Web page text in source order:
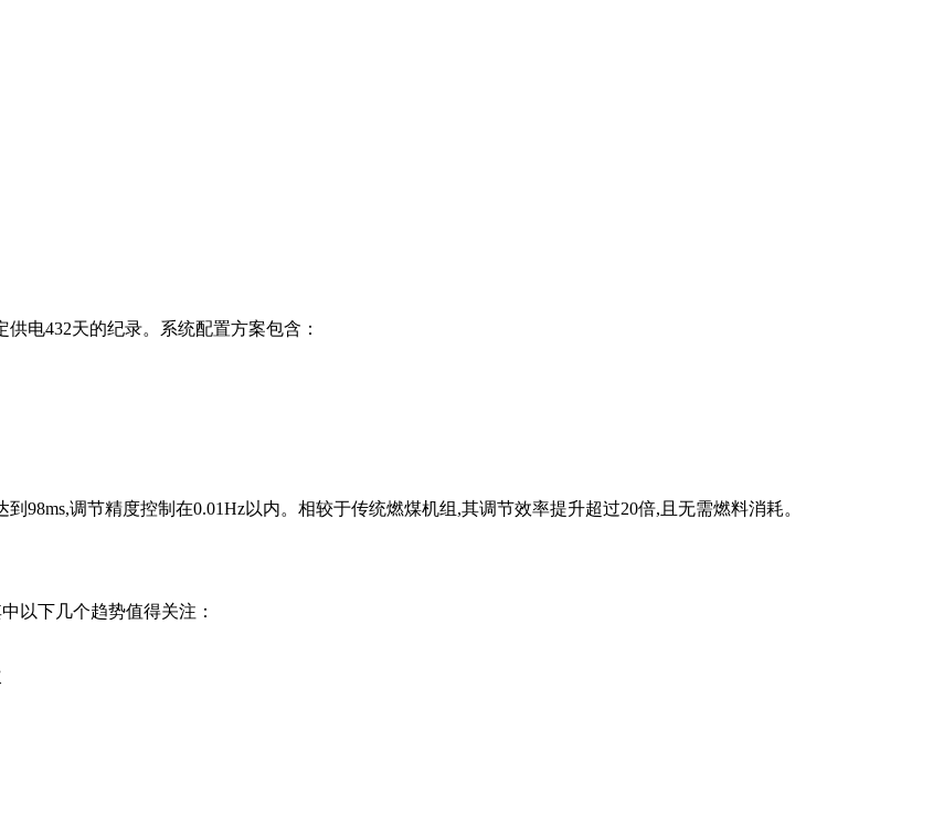
电432天的纪录。系统配置方案包含：
98ms,调节精度控制在0.01Hz以内。相较于传统燃煤机组,其调节效率提升超过20倍,且无需燃料消耗。
以下几个趋势值得关注：